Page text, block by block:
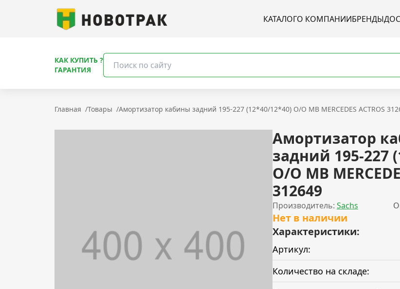
КАТАЛОГО КОМПАНИИБРЕНДЫ
КАК КУПИТЬ ?
ГАРАНТИЯ
Главная /Товары /Амортизатор кабины задний 195-227 (12*40/12*40) O/O MB MERCEDES ACTROS
Амортизатор
задний 195-227
O/O MB
312649
Производитель: Sachs
Нет в наличии
Характеристики:
Артикул:
Количество на складе: